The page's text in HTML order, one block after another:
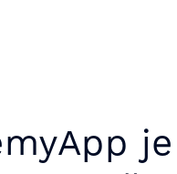
je